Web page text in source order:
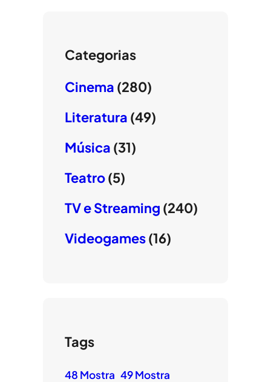
Categorias
Cinema (280)
Literatura (49)
Música (31)
Teatro(5)
TV e Streaming (240)
Videogames(16)
Tags
48 Mostra 49 Mostra